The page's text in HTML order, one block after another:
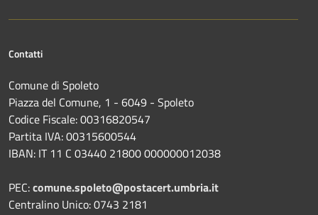
Contatti
Comune di Spoleto
Piazza del Comune, 1 - 6049 - Spoleto
Codice Fiscale: 00316820547
Partita IVA: 00315600544
IBAN: IT 11 C 03440 21800 000000012038
PEC:comune.spoleto@postacert.umbria.it
Centralino Unico: 0743 2181